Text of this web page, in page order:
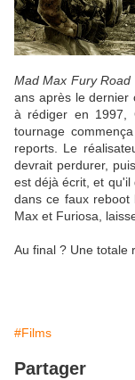
Mad Max Fury Road
ans après le dernier
à rédiger en 1997,
tournage
reports. Le
devrait perdurer,
est déjà écrit, et
dans ce faux reboot
Max et Furiosa,
Au final ? Une totale
#Films
Partager